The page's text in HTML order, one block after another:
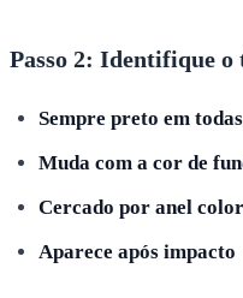
Passo 2: Identifique o
Sempre preto em
Muda com a cor de
Cercado por anel
Aparece após impacto